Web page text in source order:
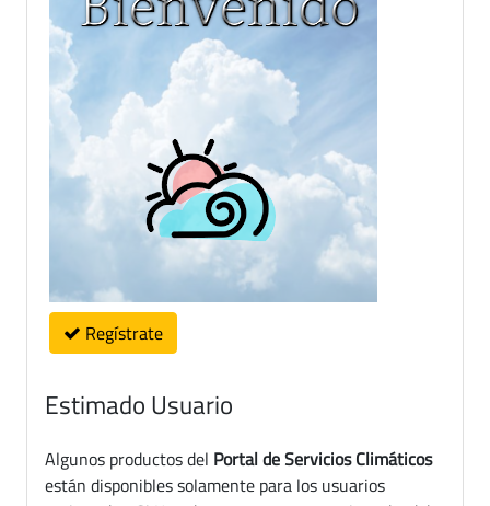
Regístrate
Estimado Usuario
Algunos productos del Portal de Servicios Climáticos
están disponibles solamente para los usuarios